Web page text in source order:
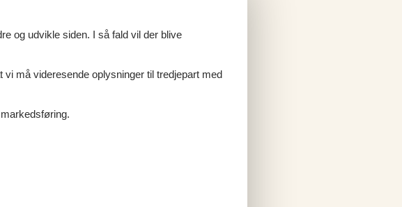
og udvikle siden. I så fald vil der blive
må videresende oplysninger til tredjepart med